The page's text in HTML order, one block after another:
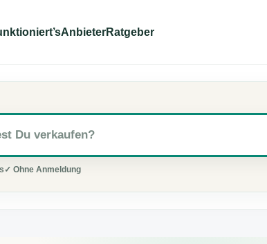
AnbieterRatgeber
✓ Ohne Anmeldung